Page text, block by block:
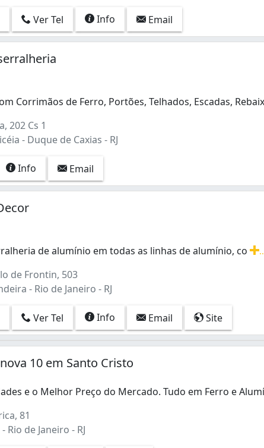
Ver Tel Info Email
Corrimãos de Ferro, Portões, Telhados, Escadas,
202 Cs 1
- Duque de Caxias - RJ
Info Email
de alumínio em todas as linhas de alumínio, co
de Frontin, 503
- Rio de Janeiro - RJ
Ver Tel Info Email Site
10 em Santo Cristo
e o Melhor Preço do Mercado. Tudo em Ferro e
81
Rio de Janeiro - RJ